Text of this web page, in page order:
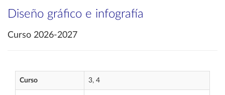
Diseño gráfico e infografía
Curso 2026-2027
Curso 3, 4